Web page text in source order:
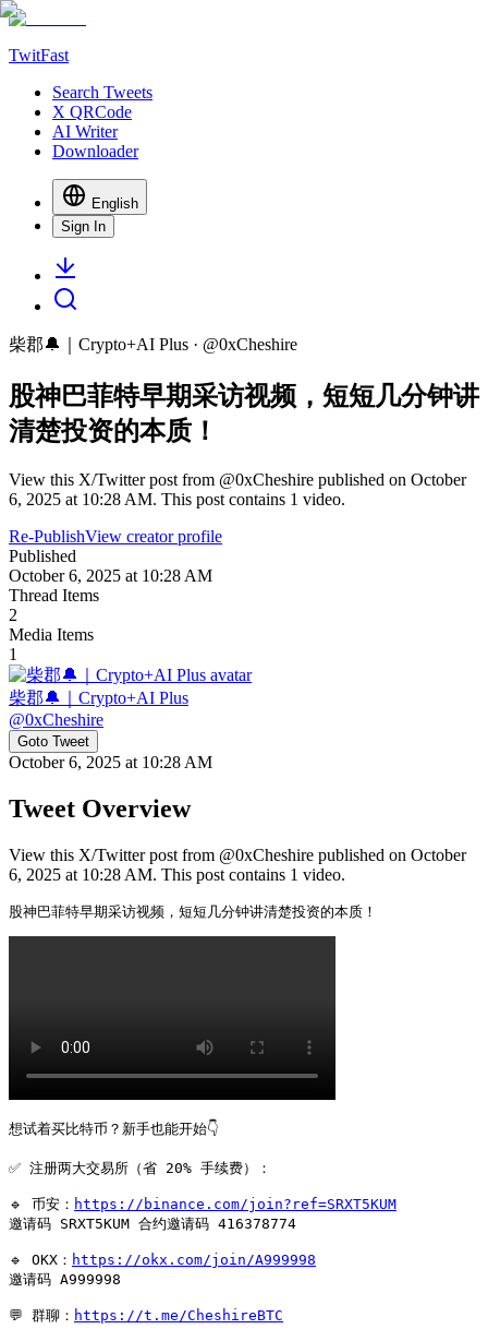
TwitFast
Search Tweets
X QRCode
AI Writer
Downloader
English
Sign In
柴郡🔔｜Crypto+AI Plus · @0xCheshire
股神巴菲特早期采访视频，短短几分钟讲
清楚投资的本质！
View this X/Twitter post from @0xCheshire published on October
6, 2025 at 10:28 AM. This post contains 1 video.
Re-PublishView creator profile
Published
October 6, 2025 at 10:28 AM
Thread Items
2
Media Items
1
柴郡🔔｜Crypto+AI Plus
@0xCheshire
Goto Tweet
October 6, 2025 at 10:28 AM
Tweet Overview
View this X/Twitter post from @0xCheshire published on October
6, 2025 at 10:28 AM. This post contains 1 video.
股神巴菲特早期采访视频，短短几分钟讲清楚投资的本质！
想试着买比特币？新手也能开始👇
✅ 注册两大交易所（省 20% 手续费）：
🔹 币安： https://binance.com/join?ref=SRXT5KUM
邀请码 SRXT5KUM 合约邀请码 416378774
🔹 OKX： https://okx.com/join/A999998
邀请码 A999998
💬 群聊： https://t.me/CheshireBTC